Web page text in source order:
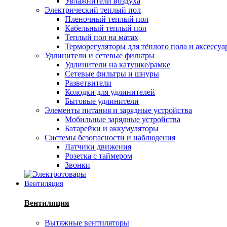
Электрический теплый пол
Пленочный теплый пол
Кабельный теплый пол
Теплый пол на матах
Терморегуляторы для тёплого пола и
Удлинители и сетевые фильтры
Удлинители на катушке/рамке
Сетевые фильтры и шнуры
Разветвители
Колодки для удлинителей
Бытовые удлинители
Элементы питания и зарядные устройства
Мобильные зарядные устройства
Батарейки и аккумуляторы
Системы безопасности и наблюдения
Датчики движения
Розетка с таймером
Звонки
Вентиляция
Вентиляция
Вытяжные вентиляторы